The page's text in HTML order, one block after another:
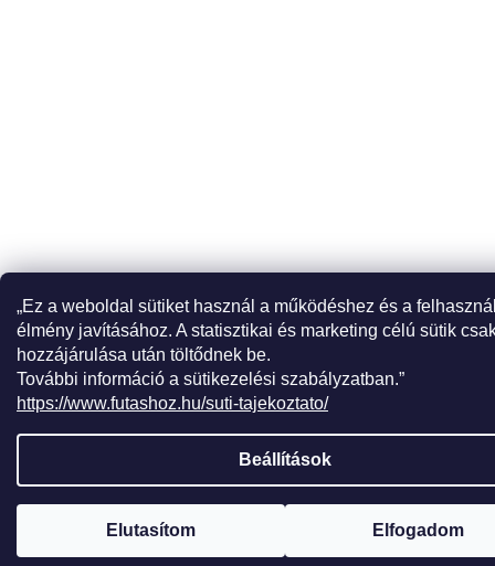
„Ez a weboldal sütiket használ a működéshez és a
élmény javításához. A statisztikai és marketing célú sütik
hozzájárulása után töltődnek be.
További információ a sütikezelési szabályzatban.”
https://www.futashoz.hu/suti-tajekoztato/
Beállítások
Elutasítom Elfogadom